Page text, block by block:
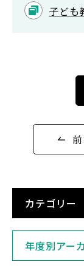
個人情報保
子ども
カテゴリー
年度別アー